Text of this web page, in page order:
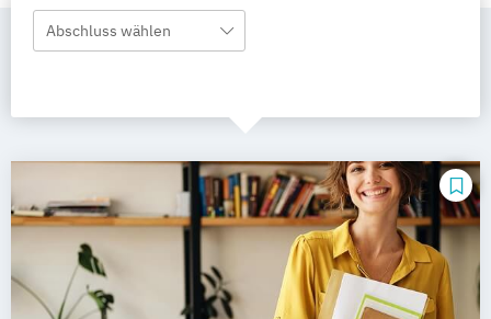
Abschluss wählen